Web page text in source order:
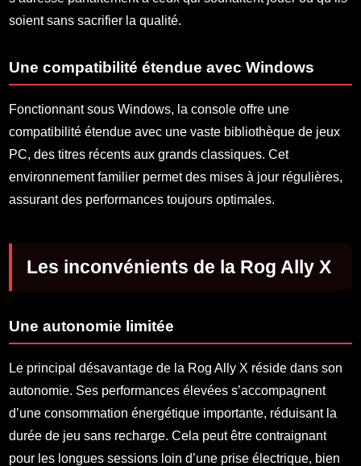
soient sans sacrifier la qualité.
Une compatibilité étendue avec Windows
Fonctionnant sous Windows, la console offre une
compatibilité étendue avec une vaste bibliothèque de jeux
PC, des titres récents aux grands classiques. Cet
environnement familier permet des mises à jour régulières,
assurant des performances toujours optimales.
Les inconvénients de la Rog Ally X
Une autonomie limitée
Le principal désavantage de la Rog Ally X réside dans son
autonomie. Ses performances élevées s’accompagnent
d’une consommation énergétique importante, réduisant la
durée de jeu sans recharge. Cela peut être contraignant
pour les longues sessions loin d’une prise électrique, bien